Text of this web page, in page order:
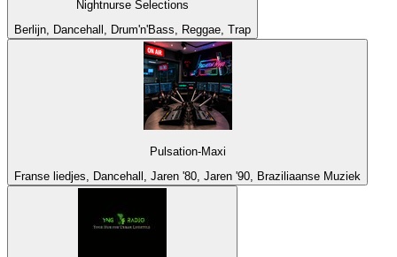
Nightnurse Selections
Berlijn, Dancehall, Drum'n'Bass, Reggae, Trap
Pulsation-Maxi
Franse liedjes, Dancehall, Jaren '80, Jaren '90, Braziliaanse Muziek